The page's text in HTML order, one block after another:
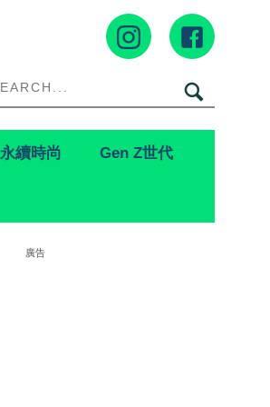
永續時尚 Gen Z世代
廣告